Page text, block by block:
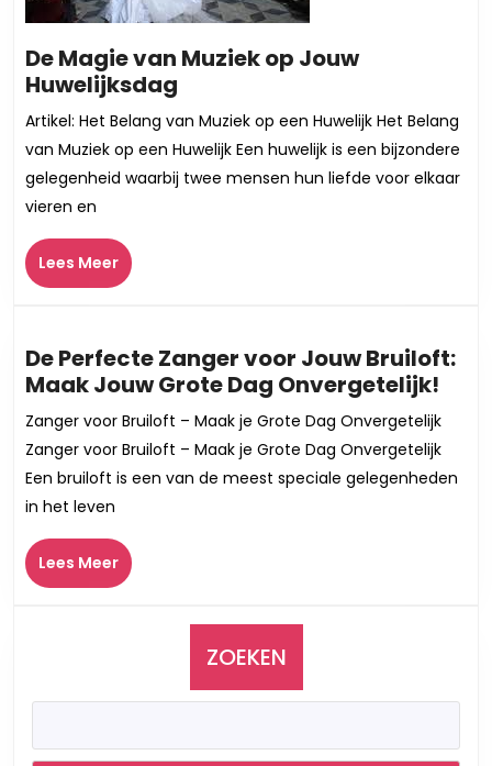
De Magie van Muziek op Jouw
Huwelijksdag
Magie
van
Muziek
op
Artikel: Het Belang van Muziek op een Huwelijk Het Belang
van Muziek op een Huwelijk Een huwelijk is een bijzondere
gelegenheid waarbij twee mensen hun liefde voor elkaar
vieren en
Lees MeerLees
Meer
De Perfecte Zanger voor Jouw Bruiloft:
Maak Jouw Grote Dag Onvergetelijk!
voor
Zanger voor Bruiloft – Maak je Grote Dag Onvergetelijk
Zanger voor Bruiloft – Maak je Grote Dag Onvergetelijk
Een bruiloft is een van de meest speciale gelegenheden
in het leven
Lees MeerLees
Meer
ZOEKEN